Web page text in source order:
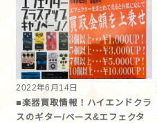
2022年6月14日
■楽器買取情報！ハイエンドクラ
スのギター/ベース&エフェクタ